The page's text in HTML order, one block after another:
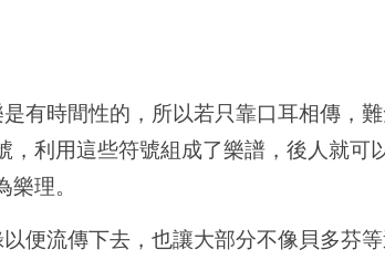
有時間性的，所以若只靠口耳相傳，
利用這些符號組成了樂譜，後人就可
理。
便流傳下去，也讓大部分不像貝多芬